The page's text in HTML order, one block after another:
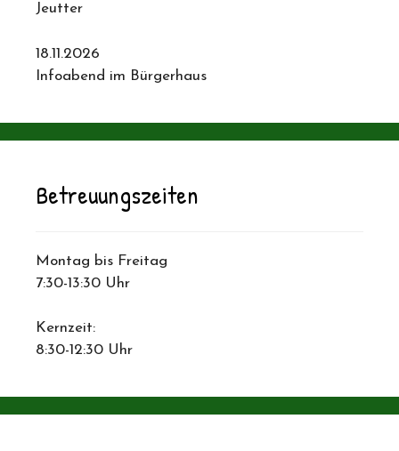
Jeutter
18.11.2026
Infoabend im Bürgerhaus
Betreuungszeiten
Montag bis Freitag
7:30-13:30 Uhr
Kernzeit:
8:30-12:30 Uhr